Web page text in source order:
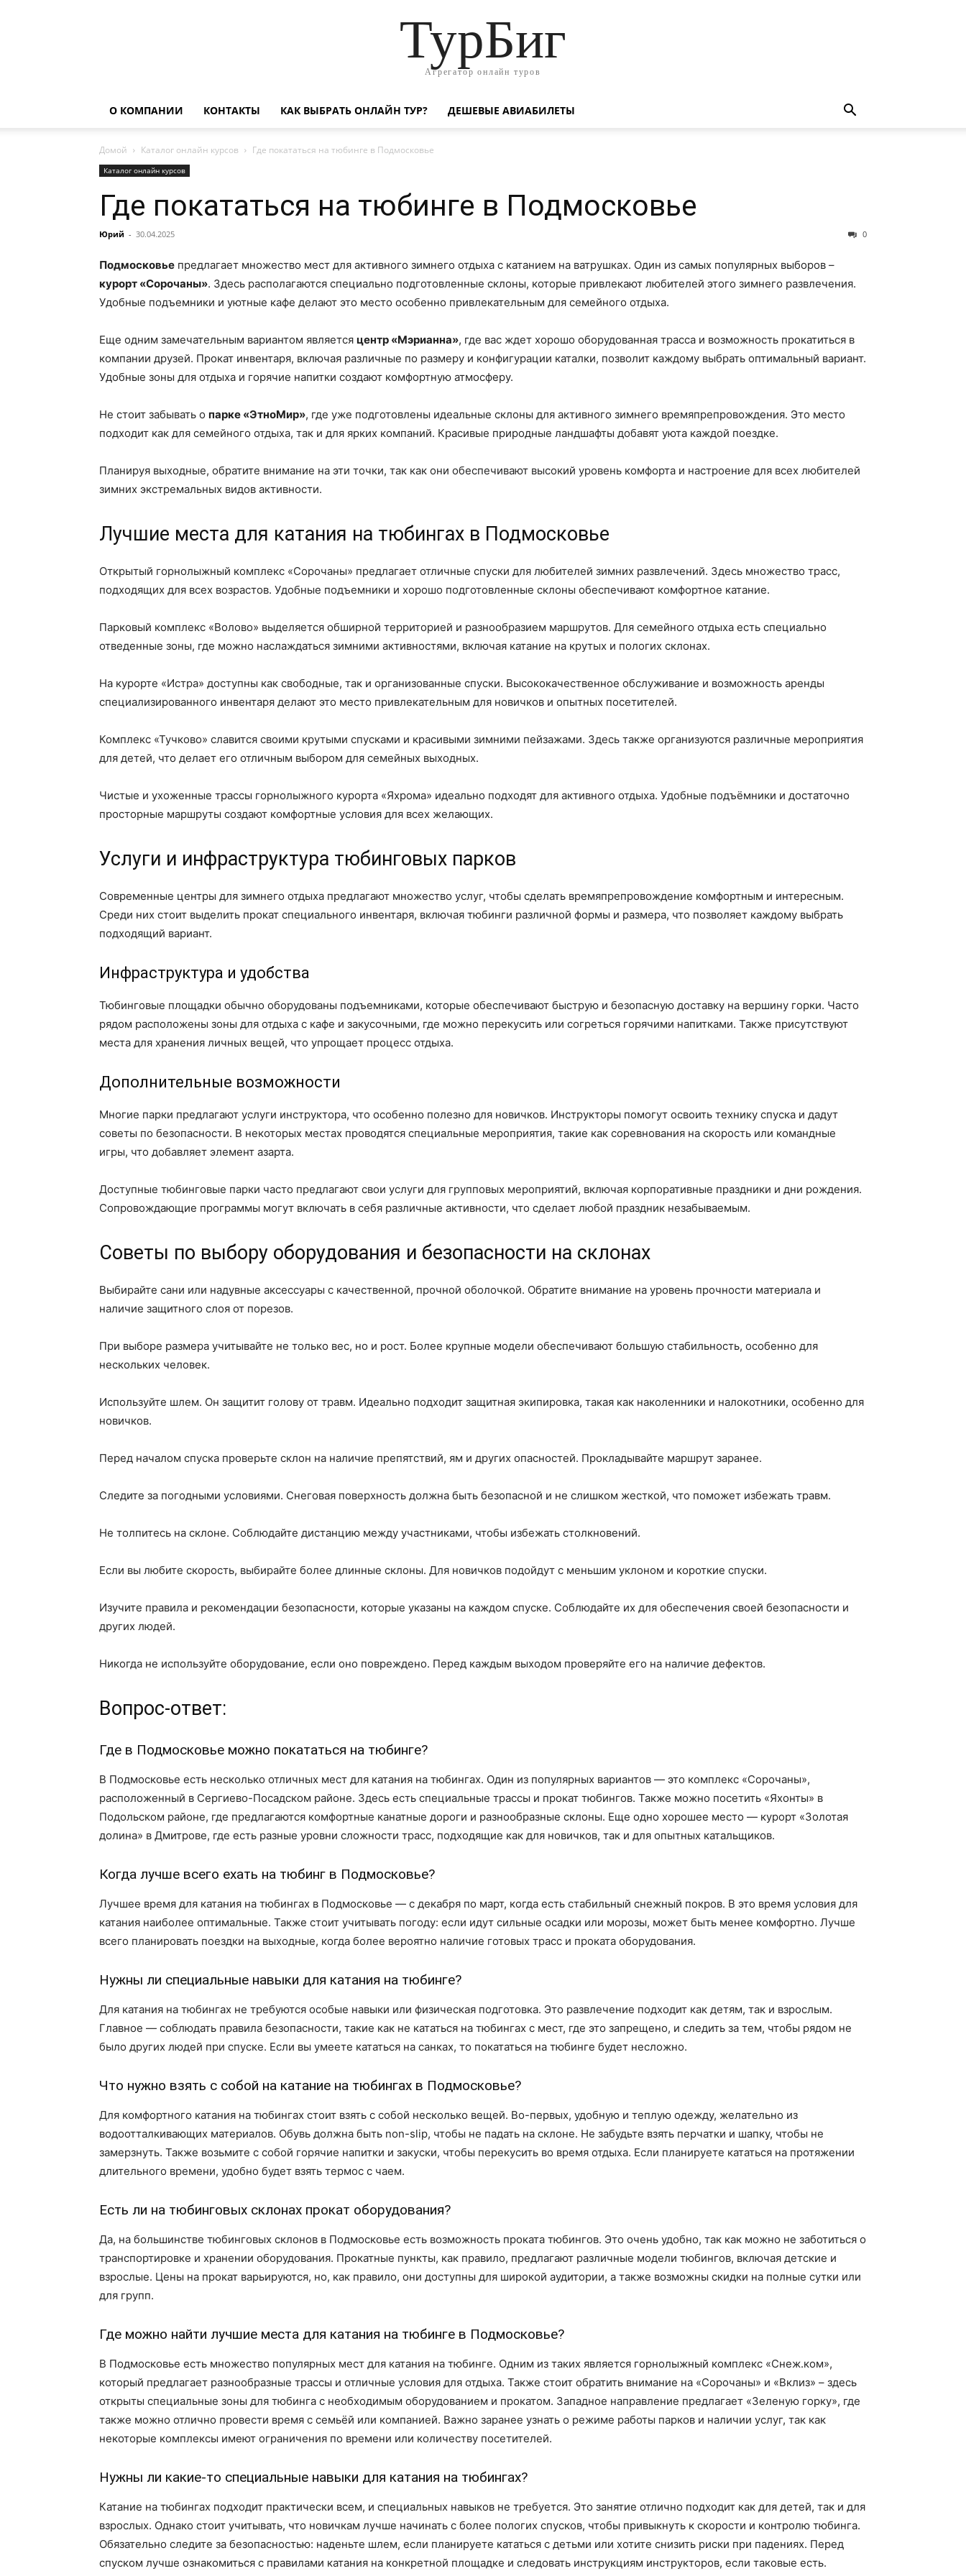
ТурБиг
Агрегатор онлайн туров
О КОМПАНИИ КОНТАКТЫ КАК ВЫБРАТЬ ОНЛАЙН ТУР? ДЕШЕВЫЕ АВИАБИЛЕТЫ
Домой Каталог онлайн курсов Где покататься на тюбинге в Подмосковье
Каталог онлайн курсов
Где покататься на тюбинге в Подмосковье
Юрий - 30.04.2025 0
Подмосковье предлагает множество мест для активного зимнего отдыха с катанием на ватрушках. Один из самых популярных выборов –
курорт «Сорочаны». Здесь располагаются специально подготовленные склоны, которые привлекают любителей этого зимнего развлечения.
Удобные подъемники и уютные кафе делают это место особенно привлекательным для семейного отдыха.
Еще одним замечательным вариантом является центр «Мэрианна», где вас ждет хорошо оборудованная трасса и возможность прокатиться в
компании друзей. Прокат инвентаря, включая различные по размеру и конфигурации каталки, позволит каждому выбрать оптимальный вариант.
Удобные зоны для отдыха и горячие напитки создают комфортную атмосферу.
Не стоит забывать о парке «ЭтноМир», где уже подготовлены идеальные склоны для активного зимнего времяпрепровождения. Это место
подходит как для семейного отдыха, так и для ярких компаний. Красивые природные ландшафты добавят уюта каждой поездке.
Планируя выходные, обратите внимание на эти точки, так как они обеспечивают высокий уровень комфорта и настроение для всех любителей
зимних экстремальных видов активности.
Лучшие места для катания на тюбингах в Подмосковье
Открытый горнолыжный комплекс «Сорочаны» предлагает отличные спуски для любителей зимних развлечений. Здесь множество трасс,
подходящих для всех возрастов. Удобные подъемники и хорошо подготовленные склоны обеспечивают комфортное катание.
Парковый комплекс «Волово» выделяется обширной территорией и разнообразием маршрутов. Для семейного отдыха есть специально
отведенные зоны, где можно наслаждаться зимними активностями, включая катание на крутых и пологих склонах.
На курорте «Истра» доступны как свободные, так и организованные спуски. Высококачественное обслуживание и возможность аренды
специализированного инвентаря делают это место привлекательным для новичков и опытных посетителей.
Комплекс «Тучково» славится своими крутыми спусками и красивыми зимними пейзажами. Здесь также организуются различные мероприятия
для детей, что делает его отличным выбором для семейных выходных.
Чистые и ухоженные трассы горнолыжного курорта «Яхрома» идеально подходят для активного отдыха. Удобные подъёмники и достаточно
просторные маршруты создают комфортные условия для всех желающих.
Услуги и инфраструктура тюбинговых парков
Современные центры для зимнего отдыха предлагают множество услуг, чтобы сделать времяпрепровождение комфортным и интересным.
Среди них стоит выделить прокат специального инвентаря, включая тюбинги различной формы и размера, что позволяет каждому выбрать
подходящий вариант.
Инфраструктура и удобства
Тюбинговые площадки обычно оборудованы подъемниками, которые обеспечивают быструю и безопасную доставку на вершину горки. Часто
рядом расположены зоны для отдыха с кафе и закусочными, где можно перекусить или согреться горячими напитками. Также присутствуют
места для хранения личных вещей, что упрощает процесс отдыха.
Дополнительные возможности
Многие парки предлагают услуги инструктора, что особенно полезно для новичков. Инструкторы помогут освоить технику спуска и дадут
советы по безопасности. В некоторых местах проводятся специальные мероприятия, такие как соревнования на скорость или командные
игры, что добавляет элемент азарта.
Доступные тюбинговые парки часто предлагают свои услуги для групповых мероприятий, включая корпоративные праздники и дни рождения.
Сопровождающие программы могут включать в себя различные активности, что сделает любой праздник незабываемым.
Советы по выбору оборудования и безопасности на склонах
Выбирайте сани или надувные аксессуары с качественной, прочной оболочкой. Обратите внимание на уровень прочности материала и
наличие защитного слоя от порезов.
При выборе размера учитывайте не только вес, но и рост. Более крупные модели обеспечивают большую стабильность, особенно для
нескольких человек.
Используйте шлем. Он защитит голову от травм. Идеально подходит защитная экипировка, такая как наколенники и налокотники, особенно для
новичков.
Перед началом спуска проверьте склон на наличие препятствий, ям и других опасностей. Прокладывайте маршрут заранее.
Следите за погодными условиями. Снеговая поверхность должна быть безопасной и не слишком жесткой, что поможет избежать травм.
Не толпитесь на склоне. Соблюдайте дистанцию между участниками, чтобы избежать столкновений.
Если вы любите скорость, выбирайте более длинные склоны. Для новичков подойдут с меньшим уклоном и короткие спуски.
Изучите правила и рекомендации безопасности, которые указаны на каждом спуске. Соблюдайте их для обеспечения своей безопасности и
других людей.
Никогда не используйте оборудование, если оно повреждено. Перед каждым выходом проверяйте его на наличие дефектов.
Вопрос-ответ:
Где в Подмосковье можно покататься на тюбинге?
В Подмосковье есть несколько отличных мест для катания на тюбингах. Один из популярных вариантов — это комплекс «Сорочаны»,
расположенный в Сергиево-Посадском районе. Здесь есть специальные трассы и прокат тюбингов. Также можно посетить «Яхонты» в
Подольском районе, где предлагаются комфортные канатные дороги и разнообразные склоны. Еще одно хорошее место — курорт «Золотая
долина» в Дмитрове, где есть разные уровни сложности трасс, подходящие как для новичков, так и для опытных катальщиков.
Когда лучше всего ехать на тюбинг в Подмосковье?
Лучшее время для катания на тюбингах в Подмосковье — с декабря по март, когда есть стабильный снежный покров. В это время условия для
катания наиболее оптимальные. Также стоит учитывать погоду: если идут сильные осадки или морозы, может быть менее комфортно. Лучше
всего планировать поездки на выходные, когда более вероятно наличие готовых трасс и проката оборудования.
Нужны ли специальные навыки для катания на тюбинге?
Для катания на тюбингах не требуются особые навыки или физическая подготовка. Это развлечение подходит как детям, так и взрослым.
Главное — соблюдать правила безопасности, такие как не кататься на тюбингах с мест, где это запрещено, и следить за тем, чтобы рядом не
было других людей при спуске. Если вы умеете кататься на санках, то покататься на тюбинге будет несложно.
Что нужно взять с собой на катание на тюбингах в Подмосковье?
Для комфортного катания на тюбингах стоит взять с собой несколько вещей. Во-первых, удобную и теплую одежду, желательно из
водоотталкивающих материалов. Обувь должна быть non-slip, чтобы не падать на склоне. Не забудьте взять перчатки и шапку, чтобы не
замерзнуть. Также возьмите с собой горячие напитки и закуски, чтобы перекусить во время отдыха. Если планируете кататься на протяжении
длительного времени, удобно будет взять термос с чаем.
Есть ли на тюбинговых склонах прокат оборудования?
Да, на большинстве тюбинговых склонов в Подмосковье есть возможность проката тюбингов. Это очень удобно, так как можно не заботиться о
транспортировке и хранении оборудования. Прокатные пункты, как правило, предлагают различные модели тюбингов, включая детские и
взрослые. Цены на прокат варьируются, но, как правило, они доступны для широкой аудитории, а также возможны скидки на полные сутки или
для групп.
Где можно найти лучшие места для катания на тюбинге в Подмосковье?
В Подмосковье есть множество популярных мест для катания на тюбинге. Одним из таких является горнолыжный комплекс «Снеж.ком»,
который предлагает разнообразные трассы и отличные условия для отдыха. Также стоит обратить внимание на «Сорочаны» и «Вклиз» – здесь
открыты специальные зоны для тюбинга с необходимым оборудованием и прокатом. Западное направление предлагает «Зеленую горку», где
также можно отлично провести время с семьёй или компанией. Важно заранее узнать о режиме работы парков и наличии услуг, так как
некоторые комплексы имеют ограничения по времени или количеству посетителей.
Нужны ли какие-то специальные навыки для катания на тюбингах?
Катание на тюбингах подходит практически всем, и специальных навыков не требуется. Это занятие отлично подходит как для детей, так и для
взрослых. Однако стоит учитывать, что новичкам лучше начинать с более пологих спусков, чтобы привыкнуть к скорости и контролю тюбинга.
Обязательно следите за безопасностью: наденьте шлем, если планируете кататься с детьми или хотите снизить риски при падениях. Перед
спуском лучше ознакомиться с правилами катания на конкретной площадке и следовать инструкциям инструкторов, если таковые есть.